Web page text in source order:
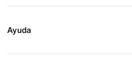
Regístrate para recibir correos
Ayuda